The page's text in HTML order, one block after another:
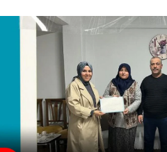
MAGAZİN
SAĞLIK
SPOR
11:11 MANŞET
Son Dakika Haberleri
Haber Arşivi